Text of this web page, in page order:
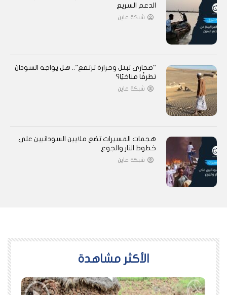
الدعم السريع
شبكة عاين
“صحارى تبتل وحرارة ترتفع”.. هل يواجه السودان
تطرفًا مناخيًا؟
شبكة عاين
هجمات المسيرات تضع ملايين السودانيين على
خطوط النار والجوع
شبكة عاين
اﻷكثر مشاهدة